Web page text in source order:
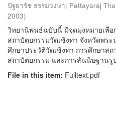
ปัฐยารัช ธรรมวงษา; Pattayaraj
2003)
วิทยานิพนธ์ฉบับนี้ มีจุดมุ่งหมายเพื่
สถาปัตยกรรมวัดเชิงท่า จังหวัดพร
ศึกษาประวัติวัดเชิงท่า การศึกษาส
สถาปัตยกรรม และการสันนิษฐานรู
File in this item: Fulltext.pdf